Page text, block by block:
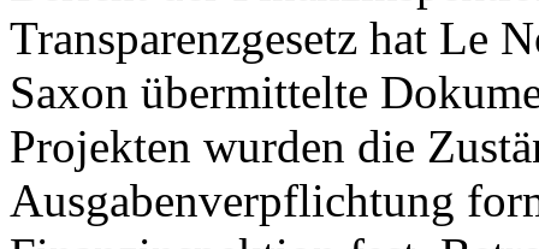
Transparenzgesetz hat Le
Saxon übermittelte
Projekten wurden die
Ausgabenverpflichtung